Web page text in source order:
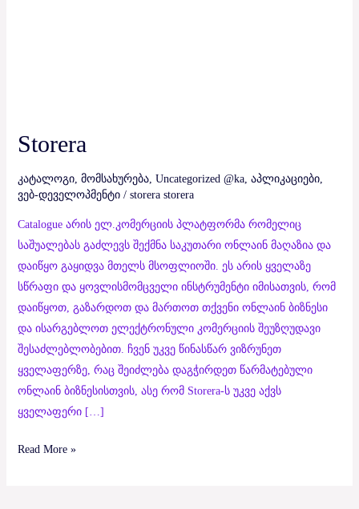
Storera
კატალოგი, მომსახურება, Uncategorized @ka, აპლიკაციები,
ვებ-დეველოპმენტი/ storera storera
Catalogue არის ელ.კომერციის პლატფორმა რომელიც
საშუალებას გაძლევს შექმნა საკუთარი ონლაინ მაღაზია და
დაიწყო გაყიდვა მთელს მსოფლიოში. ეს არის ყველაზე
სწრაფი და ყოვლისმომცველი ინსტრუმენტი იმისათვის, რომ
დაიწყოთ, გაზარდოთ და მართოთ თქვენი ონლაინ ბიზნესი
და ისარგებლოთ ელექტრონული კომერციის შეუზღუდავი
შესაძლებლობებით. ჩვენ უკვე წინასწარ ვიზრუნეთ
ყველაფერზე, რაც შეიძლება დაგჭირდეთ წარმატებული
ონლაინ ბიზნესისთვის, ასე რომ Storera-ს უკვე აქვს
ყველაფერი […]
Read More »